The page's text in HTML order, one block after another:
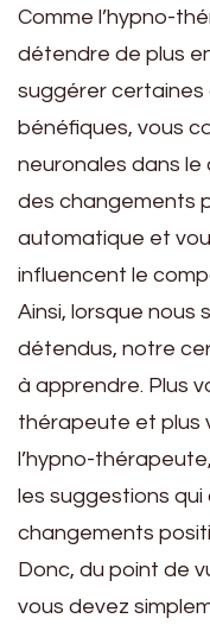
Comme l’hypno-
détendre de plus
suggérer certaines
bénéfiques, vous
neuronales dans le
des changements
automatique et
influencent le
Ainsi, lorsque nous
détendus, notre
à apprendre. Plus
thérapeute et plus
l’hypno-
les suggestions
changements
Donc, du point de
vous devez